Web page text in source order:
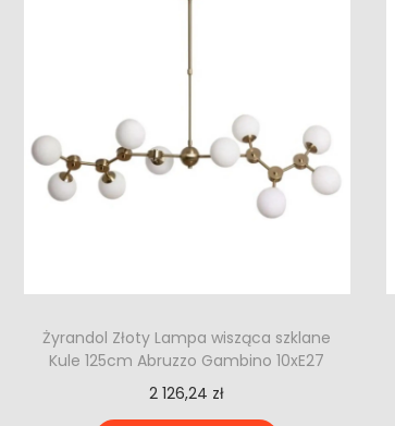
Żyrandol Złoty Lampa wisząca szklane
Kule 125cm Abruzzo Gambino 10xE27
2 126,24 zł